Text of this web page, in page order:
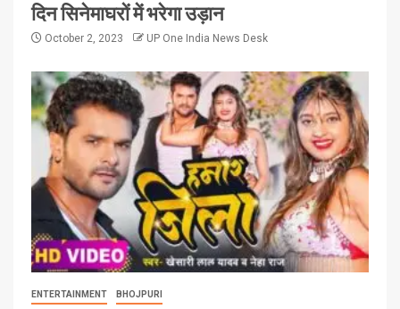
दिन सिनेमाघरों में भरेगा उड़ान
October 2, 2023 UP One India News Desk
ENTERTAINMENT BHOJPURI